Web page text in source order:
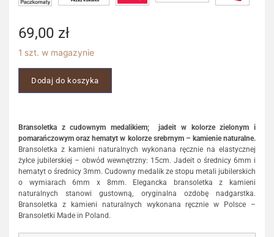
69,00 zł
1 szt. w magazynie
Dodaj do koszyka
Bransoletka z cudownym medalikiem; jadeit w kolorze zielonym i
pomarańczowym oraz hematyt w kolorze srebrnym – kamienie naturalne.
Bransoletka z kamieni naturalnych wykonana ręcznie na elastycznej
żyłce jubilerskiej – obwód wewnętrzny: 15cm. Jadeit o średnicy 6mm i
hematyt o średnicy 3mm. Cudowny medalik ze stopu metali jubilerskich
o wymiarach 6mm x 8mm. Elegancka bransoletka z kamieni
naturalnych stanowi gustowną, oryginalna ozdobę nadgarstka.
Bransoletka z kamieni naturalnych wykonana ręcznie w Polsce –
Bransoletki Made in Poland.